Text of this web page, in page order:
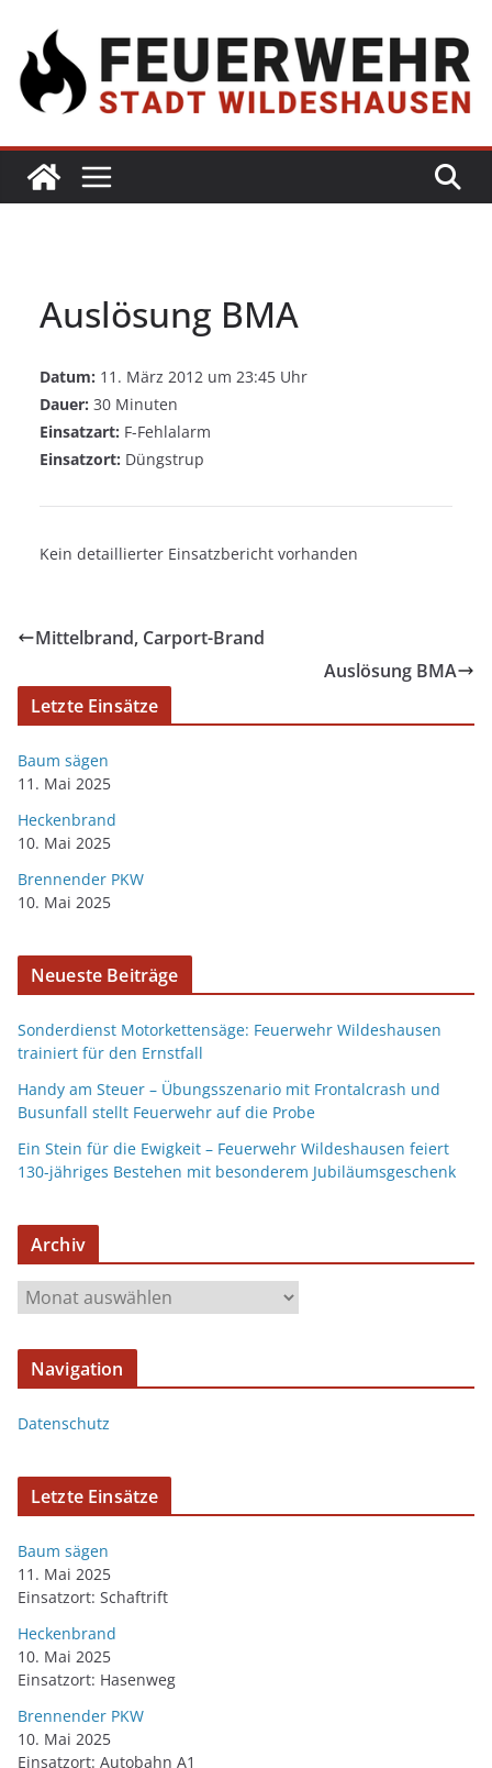
Auslösung BMA
Datum: 11. März 2012 um 23:45 Uhr
Dauer: 30 Minuten
Einsatzart: F-Fehlalarm
Einsatzort: Düngstrup
Kein detaillierter Einsatzbericht vorhanden
Mittelbrand, Carport-Brand
Auslösung BMA
Letzte Einsätze
Baum sägen
11. Mai 2025
Heckenbrand
10. Mai 2025
Brennender PKW
10. Mai 2025
Neueste Beiträge
Sonderdienst Motorkettensäge: Feuerwehr Wildeshausen
trainiert für den Ernstfall
Handy am Steuer – Übungsszenario mit Frontalcrash und
Busunfall stellt Feuerwehr auf die Probe
Ein Stein für die Ewigkeit – Feuerwehr Wildeshausen feiert
130-jähriges Bestehen mit besonderem Jubiläumsgeschenk
Archiv
Navigation
Datenschutz
Letzte Einsätze
Baum sägen
11. Mai 2025
Einsatzort: Schaftrift
Heckenbrand
10. Mai 2025
Einsatzort: Hasenweg
Brennender PKW
10. Mai 2025
Einsatzort: Autobahn A1